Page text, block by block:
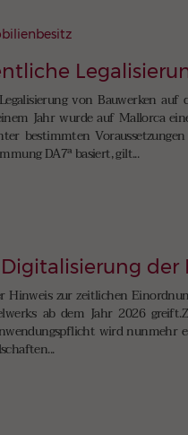
von Bauwerken
Jahr wurde auf Mallorca
bestimmten
DA7ª basiert, gilt...
zur zeitlichen
ab dem Jahr 2026
wird nunmehr